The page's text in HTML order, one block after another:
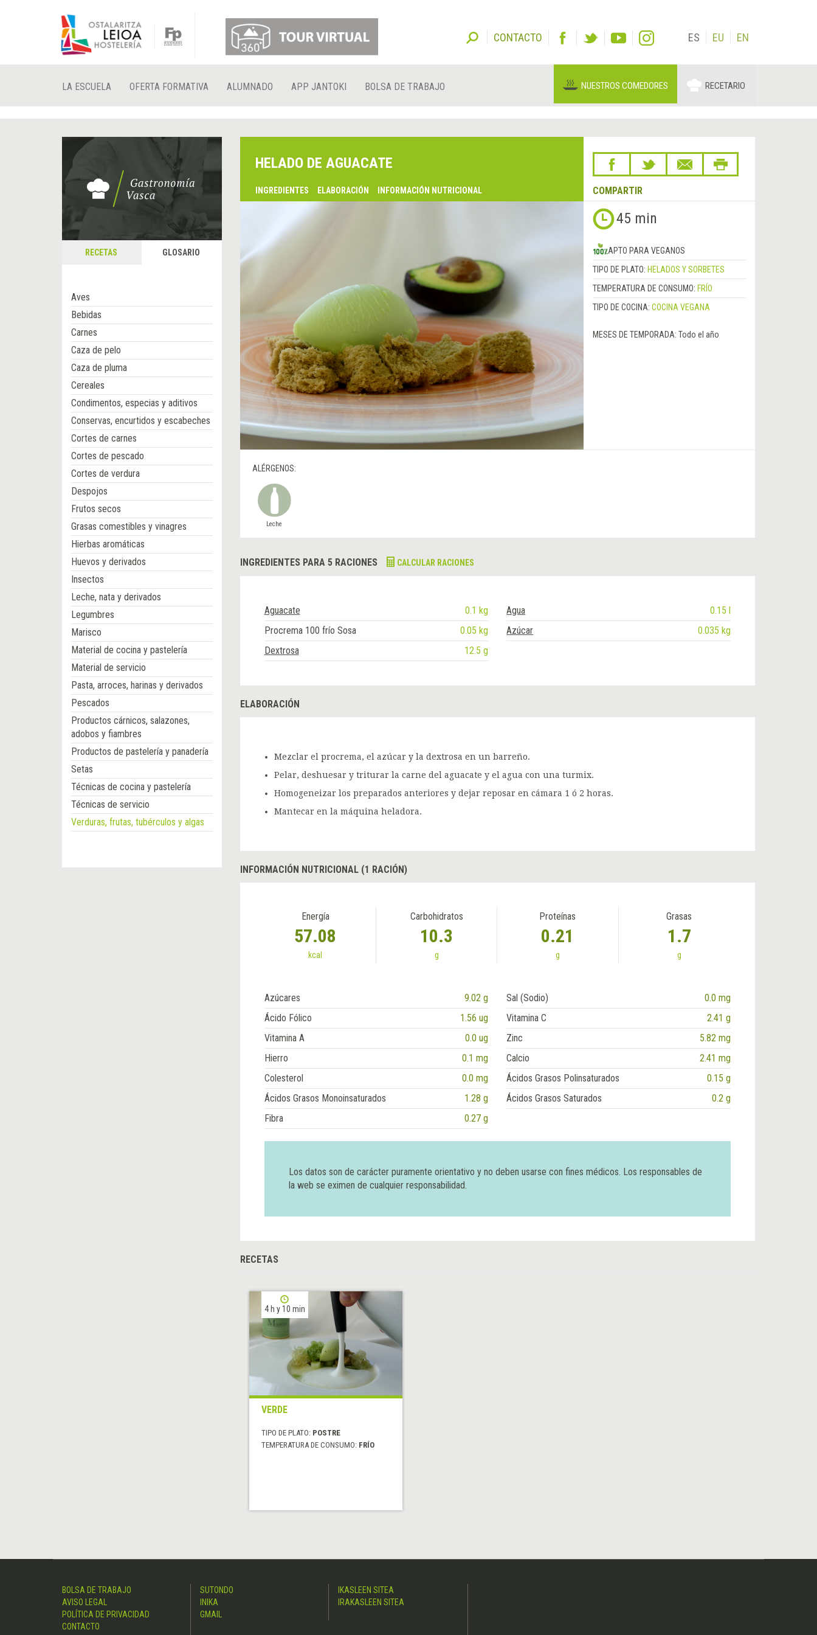
CONTACTO ES EU EN
LA ESCUELA OFERTA FORMATIVA ALUMNADO APP JANTOKI BOLSA DE TRABAJO NUESTROS COMEDORES RECETARIO
RECETAS GLOSARIO
Aves
Bebidas
Carnes
Caza de pelo
Caza de pluma
Cereales
Condimentos, especias y aditivos
Conservas, encurtidos y escabeches
Cortes de carnes
Cortes de pescado
Cortes de verdura
Despojos
Frutos secos
Grasas comestibles y vinagres
Hierbas aromáticas
Huevos y derivados
Insectos
Leche, nata y derivados
Legumbres
Marisco
Material de cocina y pastelería
Material de servicio
Pasta, arroces, harinas y derivados
Pescados
Productos cárnicos, salazones,
adobos y fiambres
Productos de pastelería y panadería
Setas
Técnicas de cocina y pastelería
Técnicas de servicio
Verduras, frutas, tubérculos y algas
HELADO DE AGUACATE
INGREDIENTES ELABORACIÓN INFORMACIÓN NUTRICIONAL COMPARTIR
45 min
APTO PARA VEGANOS
TIPO DE PLATO: HELADOS Y SORBETES
TEMPERATURA DE CONSUMO: FRÍO
TIPO DE COCINA: COCINA VEGANA
MESES DE TEMPORADA: Todo el año
ALÉRGENOS:
Leche
INGREDIENTES PARA 5 RACIONES CALCULAR RACIONES
Aguacate 0.1 kg Agua
0.15 l
Procrema 100 frío Sosa
0.05 kg Azúcar
0.035 kg
Dextrosa
12.5 g
ELABORACIÓN
Mezclar el procrema, el azúcar y la dextrosa en un barreño.
Pelar, deshuesar y triturar la carne del aguacate y el agua con una turmix.
Homogeneizar los preparados anteriores y dejar reposar en cámara 1 ó 2 horas.
Mantecar en la máquina heladora.
INFORMACIÓN NUTRICIONAL (1 RACIÓN)
Energía
57.08
kcal
Carbohidratos
10.3
g
Proteínas
0.21
g
Grasas
1.7
g
Azúcares 9.02 g Sal (Sodio)
0.0 mg
Ácido Fólico
1.56 ug Vitamina C
2.41 g
Vitamina A
0.0 ug Zinc
5.82 mg
Hierro
0.1 mg Calcio
2.41 mg
Colesterol
0.0 mg Ácidos Grasos Polinsaturados
0.15 g
Ácidos Grasos Monoinsaturados
1.28 g Ácidos Grasos Saturados
0.2 g
Fibra
0.27 g
Los datos son de carácter puramente orientativo y no deben usarse con fines médicos. Los responsables de
la web se eximen de cualquier responsabilidad.
RECETAS
4 h y 10 min
VERDE
TIPO DE PLATO: POSTRE
TEMPERATURA DE CONSUMO: FRÍO
BOLSA DE TRABAJO
AVISO LEGAL
POLÍTICA DE PRIVACIDAD
CONTACTO
SUTONDO
INIKA
GMAIL
IKASLEEN SITEA
IRAKASLEEN SITEA